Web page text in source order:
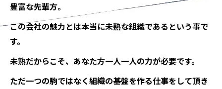
豊富な先輩方。
この会社の魅力とは本当に未熟な組織であるという事で
す。
未熟だからこそ、あなた方一人一人の力が必要です。
ただ一つの駒ではなく組織の基盤を作る仕事をして頂き